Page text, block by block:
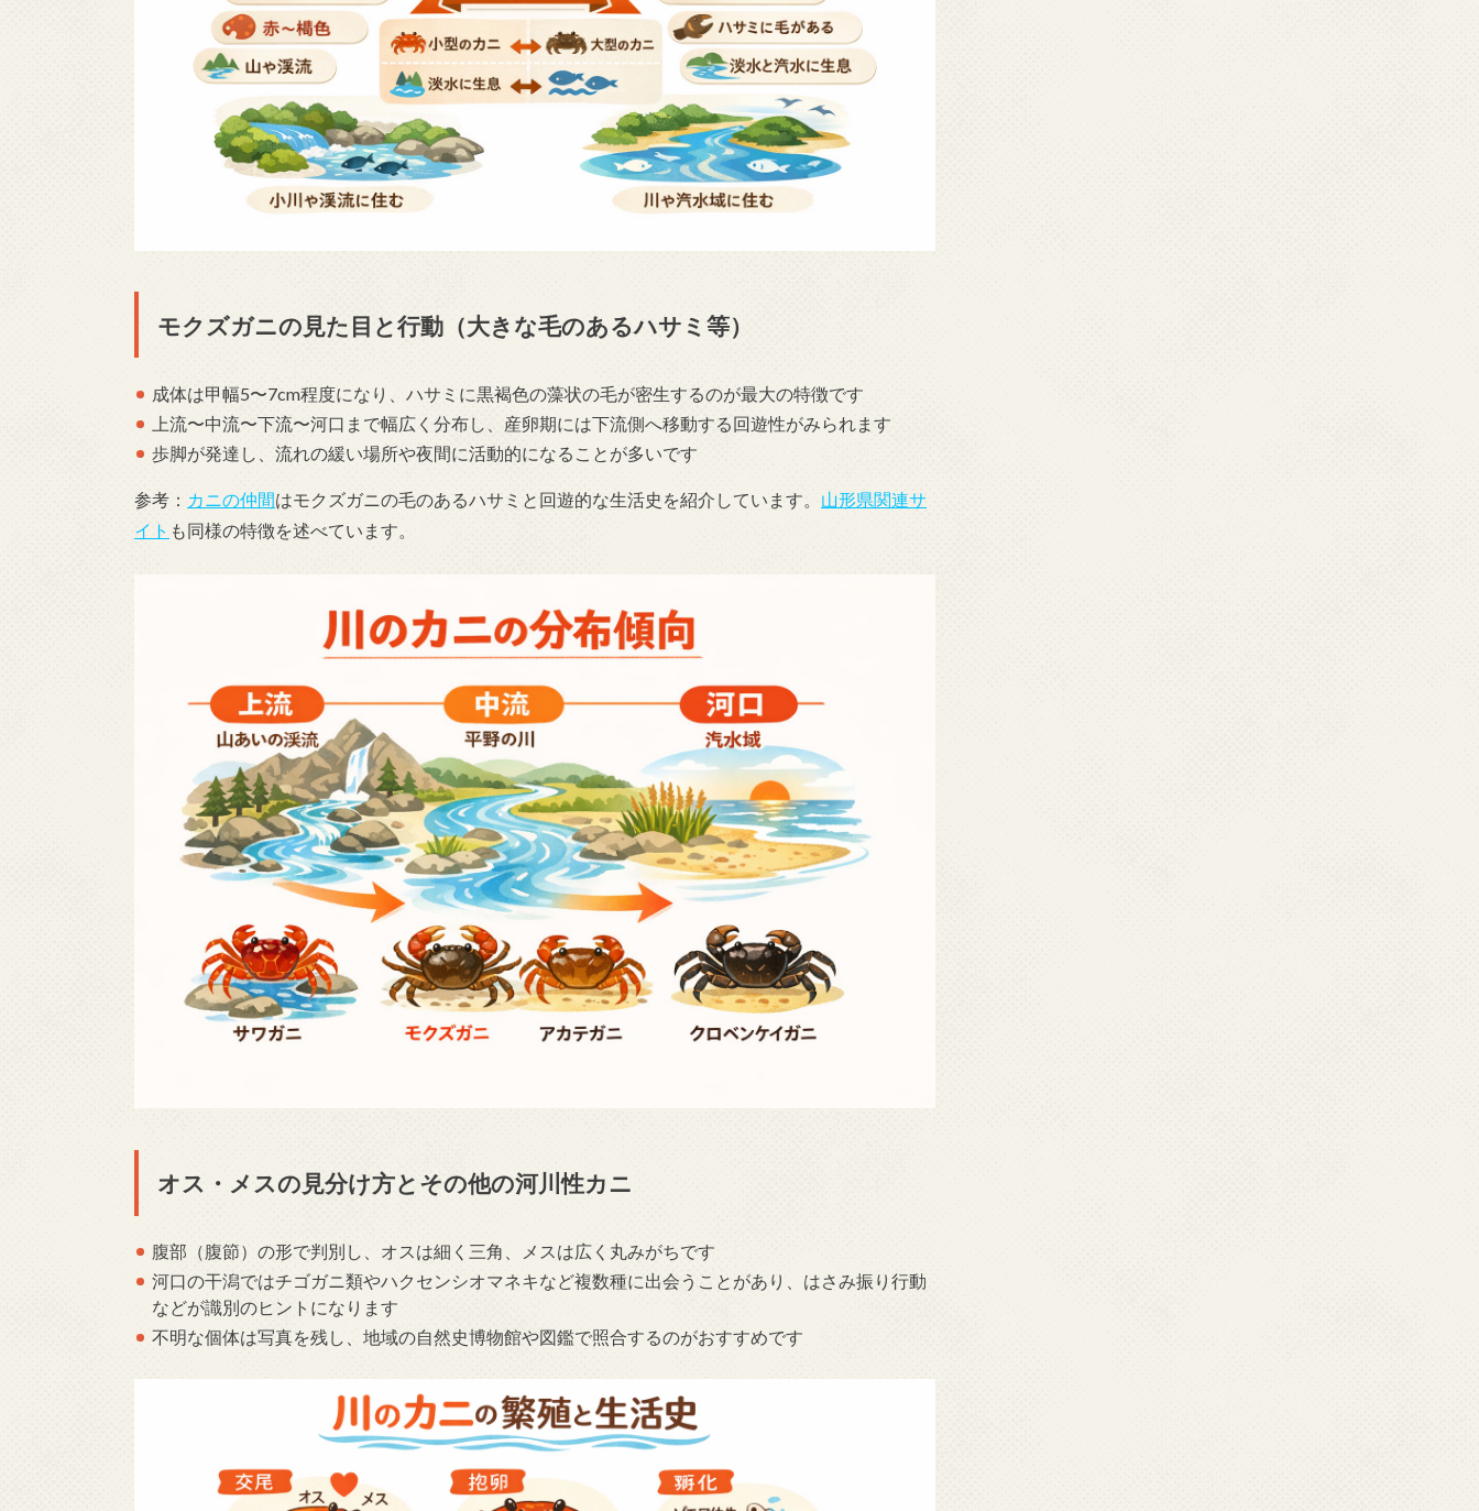
モクズガニの見た目と行動（大きな毛のあるハサミ等）
成体は甲幅5〜7cm程度になり、ハサミに黒褐色の藻状の毛が密生するのが最大の特徴です
上流〜中流〜下流〜河口まで幅広く分布し、産卵期には下流側へ移動する回遊性がみられます
歩脚が発達し、流れの緩い場所や夜間に活動的になることが多いです
参考： カニの仲間はモクズガニの毛のあるハサミと回遊的な生活史を紹介しています。 山形県関連サ
イト も同様の特徴を述べています。
オス・メスの見分け方とその他の河川性カニ
腹部（腹節）の形で判別し、オスは細く三角、メスは広く丸みがちです
河口の干潟ではチゴガニ類やハクセンシオマネキなど複数種に出会うことがあり、はさみ振り行動
などが識別のヒントになります
不明な個体は写真を残し、地域の自然史博物館や図鑑で照合するのがおすすめです